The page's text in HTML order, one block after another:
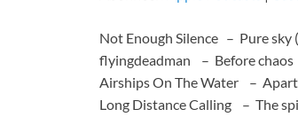
EMBED
Not Enough Silence – Pure sky
flyingdeadman – Before chaos
Airships On The Water –
Long Distance Calling – The